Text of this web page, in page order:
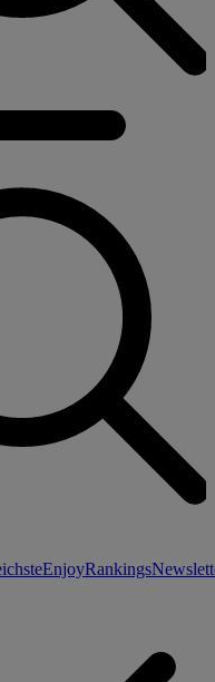
EnjoyRankings